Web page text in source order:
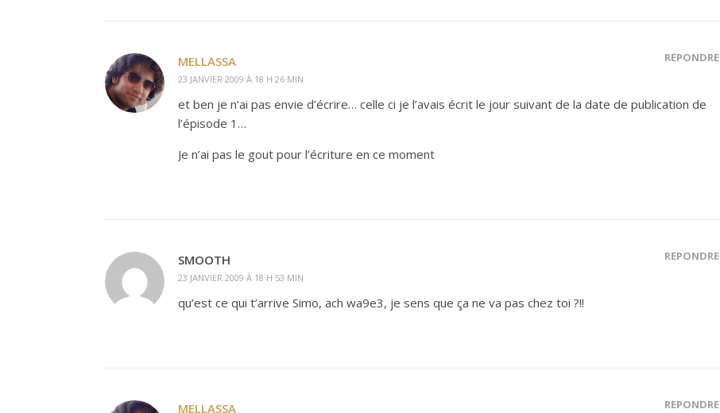
MELLASSA
23 JANVIER 2009 À 18 H 26 MIN
RÉPONDRE
et ben je n’ai pas envie d’écrire… celle ci je l’avais écrit le jour suivant de la date de publication de
l’épisode 1…
Je n’ai pas le gout pour l’écriture en ce moment
SMOOTH
23 JANVIER 2009 À 18 H 53 MIN
RÉPONDRE
qu’est ce qui t’arrive Simo, ach wa9e3, je sens que ça ne va pas chez toi ?!!
MELLASSA RÉPONDRE